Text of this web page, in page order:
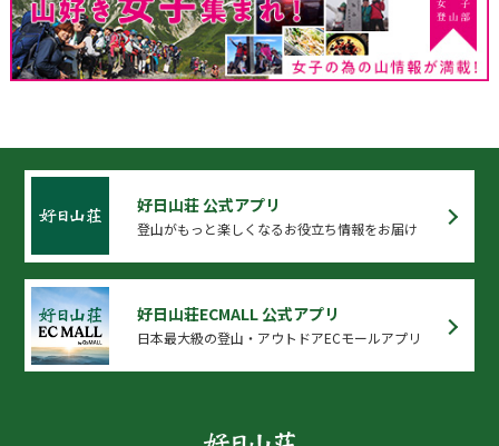
好日山荘 公式アプリ
登山がもっと楽しくなるお役立ち情報をお届け
好日山荘ECMALL 公式アプリ
日本最大級の登山・アウトドアECモールアプリ